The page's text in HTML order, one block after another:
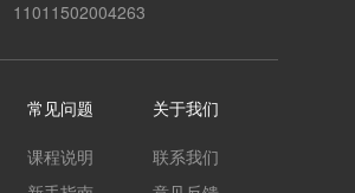
11011502004263
常见问题
课程说明
关于我们
联系我们